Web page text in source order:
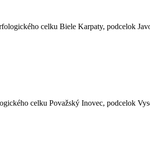
celku Biele Karpaty, podcelok
celku Považský Inovec, podcelok